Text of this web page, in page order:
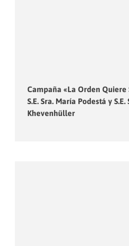
Campaña «La Orden Quiere
S.E. Sra. María Podestá y S.E.
Khevenhüller